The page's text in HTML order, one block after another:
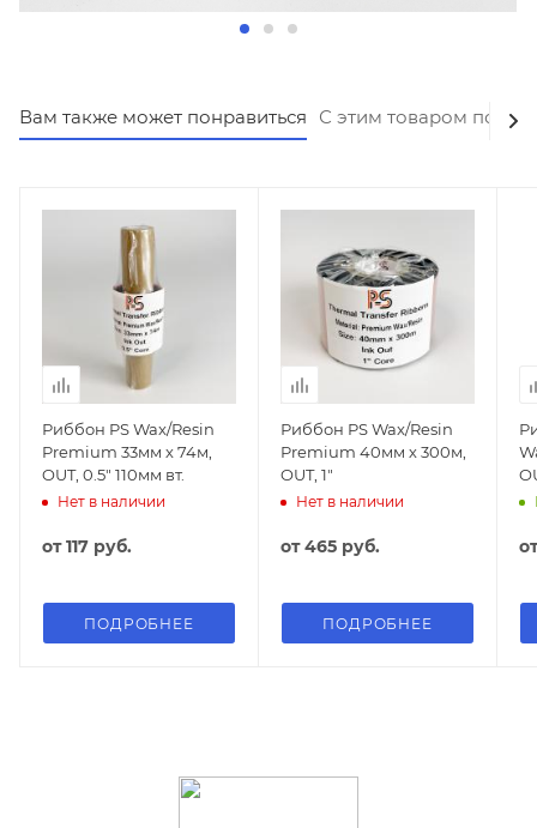
Вам также может понравиться С этим товаром
Риббон PS Wax/Resin
Premium 33мм х 74м,
OUT, 0.5" 110мм вт.
Нет в наличии
от117 руб.
ПОДРОБНЕЕ
Риббон PS Wax/Resin
Premium 40мм х 300м,
OUT, 1"
Нет в наличии
от465 руб.
ПОДРОБНЕЕ